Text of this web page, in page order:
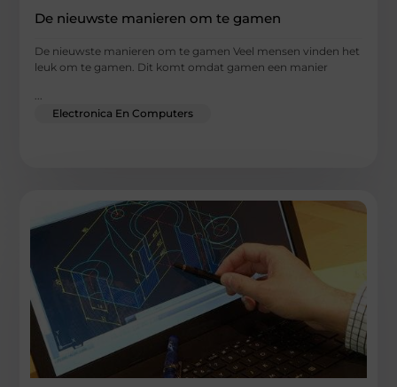
De nieuwste manieren om te gamen
De nieuwste manieren om te gamen Veel mensen vinden het
leuk om te gamen. Dit komt omdat gamen een manier
Electronica En Computers